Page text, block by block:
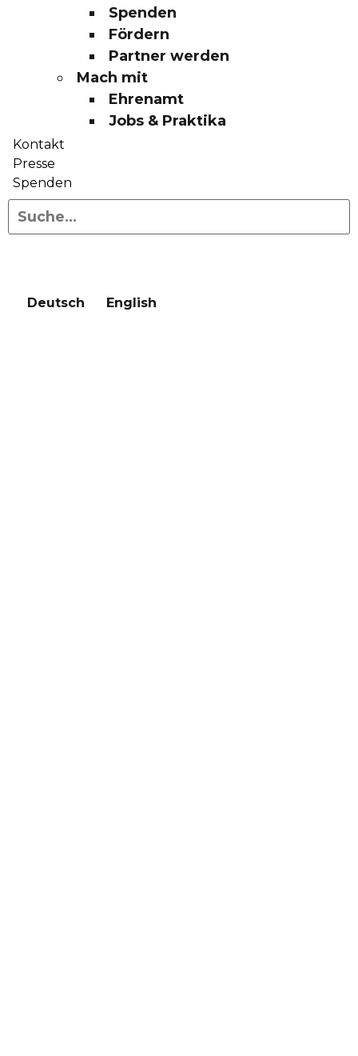
Spenden
Fördern
Partner werden
Mach mit
Ehrenamt
Jobs & Praktika
Kontakt
Presse
Spenden
Deutsch English